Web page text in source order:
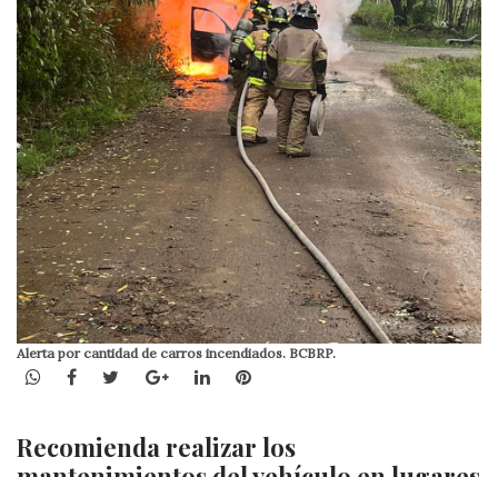
Alerta por cantidad de carros incendiados. BCBRP.
WhatsApp
Facebook
TwitterGoogle+LinkedInPinterest
Recomienda realizar los